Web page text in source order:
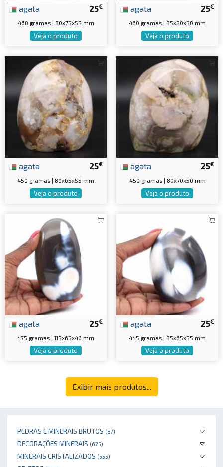
PEDRAS E MINERAIS BRUTOS (87)
DECORAÇÕES MINERAIS (625)
MINERAIS CRISTALIZADOS (555)
25€
agata
460 gramas | 80x75x55 mm
Veja o produto
25€
agata
460 gramas | 85x80x50 mm
Veja o produto
25€
agata
450 gramas | 80x65x55 mm
Veja o produto
25€
agata
450 gramas | 80x70x50 mm
Veja o produto
25€
agata
475 gramas | 115x65x40 mm
Veja o produto
25€
agata
445 gramas | 85x65x55 mm
Veja o produto
Exibir mais produtos...